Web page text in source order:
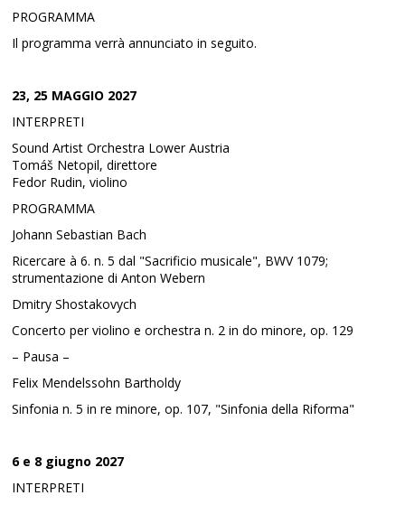
PROGRAMMA
Il programma verrà annunciato in seguito.
23, 25 MAGGIO 2027
INTERPRETI
Sound Artist Orchestra Lower Austria
Tomáš Netopil, direttore
Fedor Rudin, violino
PROGRAMMA
Johann Sebastian Bach
Ricercare à 6. n. 5 dal "Sacrificio musicale", BWV 1079;
strumentazione di Anton Webern
Dmitry Shostakovych
Concerto per violino e orchestra n. 2 in do minore, op. 129
– Pausa –
Felix Mendelssohn Bartholdy
Sinfonia n. 5 in re minore, op. 107, "Sinfonia della Riforma"
6 e 8 giugno 2027
INTERPRETI